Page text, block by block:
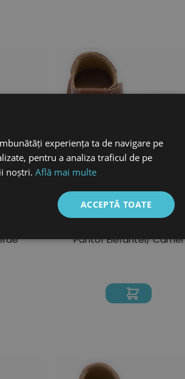
195 Lei
Pantof Elefantel/ Camel
experiența ta de navigare pe
pentru a analiza traficul de pe
noștri. Află mai multe
ACCEPTĂ TOATE